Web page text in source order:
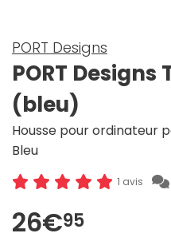
PORT Designs
PORT Designs
(bleu)
Housse pour ordinateur
Bleu
1 avis
26€95